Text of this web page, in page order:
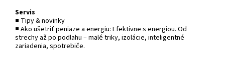
Servis
■ Tipy & novinky
■ Ako ušetriť peniaze a energiu: Efektívne s energiou. Od
strechy až po podlahu – malé triky, izolácie, inteligentné
zariadenia, spotrebiče.